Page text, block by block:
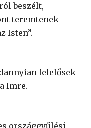
beszélt,
teremtenek
Isten”.
felelősek
Imre.
országgyűlési